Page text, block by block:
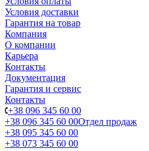
Условия доставки
Гарантия на товар
Компания
О компании
Карьера
Контакты
Документация
Гарантия и сервис
Контакты
+38 096 345 60 00
+38 096 345 60 00Отдел продаж
+38 095 345 60 00
+38 073 345 60 00